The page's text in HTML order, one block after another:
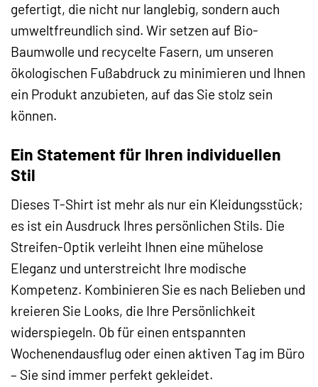
gefertigt, die nicht nur langlebig, sondern auch
umweltfreundlich sind. Wir setzen auf Bio-
Baumwolle und recycelte Fasern, um unseren
ökologischen Fußabdruck zu minimieren und Ihnen
ein Produkt anzubieten, auf das Sie stolz sein
können.
Ein Statement für Ihren individuellen
Stil
Dieses T-Shirt ist mehr als nur ein Kleidungsstück;
es ist ein Ausdruck Ihres persönlichen Stils. Die
Streifen-Optik verleiht Ihnen eine mühelose
Eleganz und unterstreicht Ihre modische
Kompetenz. Kombinieren Sie es nach Belieben und
kreieren Sie Looks, die Ihre Persönlichkeit
widerspiegeln. Ob für einen entspannten
Wochenendausflug oder einen aktiven Tag im Büro
– Sie sind immer perfekt gekleidet.